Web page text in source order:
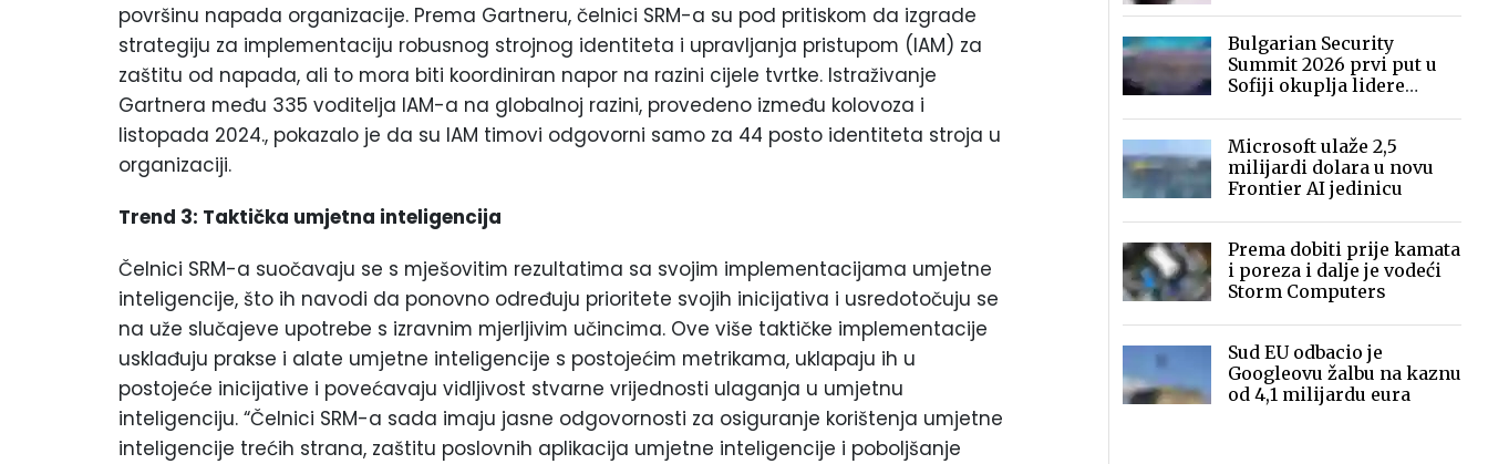
površinu napada organizacije. Prema Gartneru, čelnici SRM-a su pod pritiskom da izgrade
strategiju za implementaciju robusnog strojnog identiteta i upravljanja pristupom (IAM) za
zaštitu od napada, ali to mora biti koordiniran napor na razini cijele tvrtke. Istraživanje
Gartnera među 335 voditelja IAM-a na globalnoj razini, provedeno između kolovoza i
listopada 2024., pokazalo je da su IAM timovi odgovorni samo za 44 posto identiteta stroja u
organizaciji.
Trend 3: Taktička umjetna inteligencija
Čelnici SRM-a suočavaju se s mješovitim rezultatima sa svojim implementacijama umjetne
inteligencije, što ih navodi da ponovno određuju prioritete svojih inicijativa i usredotočuju se
na uže slučajeve upotrebe s izravnim mjerljivim učincima. Ove više taktičke implementacije
usklađuju prakse i alate umjetne inteligencije s postojećim metrikama, uklapaju ih u
postojeće inicijative i povećavaju vidljivost stvarne vrijednosti ulaganja u umjetnu
inteligenciju. “Čelnici SRM-a sada imaju jasne odgovornosti za osiguranje korištenja umjetne
inteligencije trećih strana, zaštitu poslovnih aplikacija umjetne inteligencije i poboljšanje
Bulgarian Security
Summit 2026 prvi put u
Sofiji okuplja lidere
Microsoft ulaže 2,5
milijardi dolara u novu
Frontier AI jedinicu
Prema dobiti prije kamata
i poreza i dalje je vodeći
Storm Computers
Sud EU odbacio je
Googleovu žalbu na kaznu
od 4,1 milijardu eura